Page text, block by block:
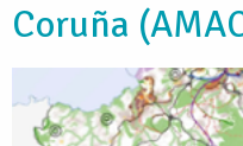
Coruña